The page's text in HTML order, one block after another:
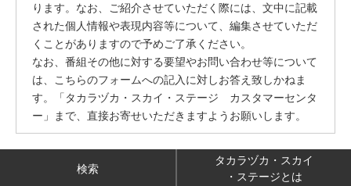
ります。なお、ご紹介させていただく際には、文中に記載
された個人情報や表現内容等について、編集させていただ
くことがありますので予めご了承ください。
なお、番組その他に対する要望やお問い合わせ等について
は、こちらのフォームへの記入に対しお答え致しかねま
す。「タカラヅカ・スカイ・ステージ カスタマーセンタ
ー」まで、直接お寄せいただきますようお願いします。
検索
タカラヅカ・スカイ
・ステージとは